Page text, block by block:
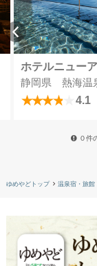
ホテルニュー
静岡県 熱海温
4.1
０件
ゆめやどトップ 温泉宿・旅館